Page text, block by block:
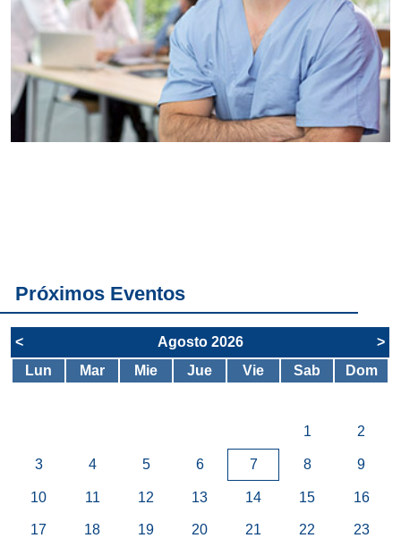
Próximos Eventos
< Agosto 2026
>
Lun
Mar Mie Jue Vie Sab Dom
1 2
3 4 5 6 7 8 9
10 11 12 13 14 15 16
17 18 19 20 21 22 23